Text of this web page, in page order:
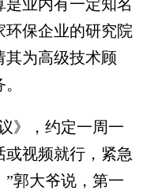
业内有一定知名
环保企业的研究院
其为高级技术顾
，约定一周一
视频就行，紧急
”郭大爷说，第一